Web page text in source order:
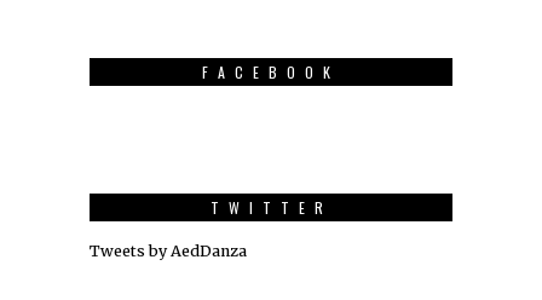
FACEBOOK
TWITTER
Tweets by AedDanza